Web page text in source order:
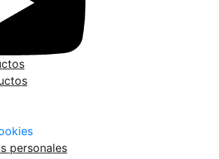
personales